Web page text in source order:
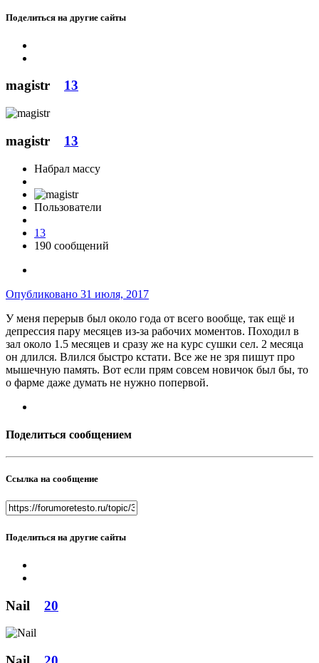
Поделиться на другие сайты
magistr 13
magistr 13
Набрал массу
Пользователи
13
190 сообщений
Опубликовано 31 июля, 2017
У меня перерыв был около года от всего вообще, так ещё и
депрессия пару месяцев из-за рабочих моментов. Походил в
зал около 1.5 месяцев и сразу же на курс сушки сел. 2 месяца
он длился. Влился быстро кстати. Все же не зря пишут про
мышечную память. Вот если прям совсем новичок был бы, то
о фарме даже думать не нужно попервой.
Поделиться сообщением
Ссылка на сообщение
Поделиться на другие сайты
Nail 20